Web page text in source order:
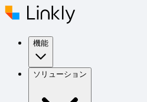
機能
ソリューション